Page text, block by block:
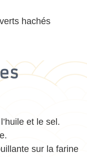
hachés
et le sel.
sur la farine